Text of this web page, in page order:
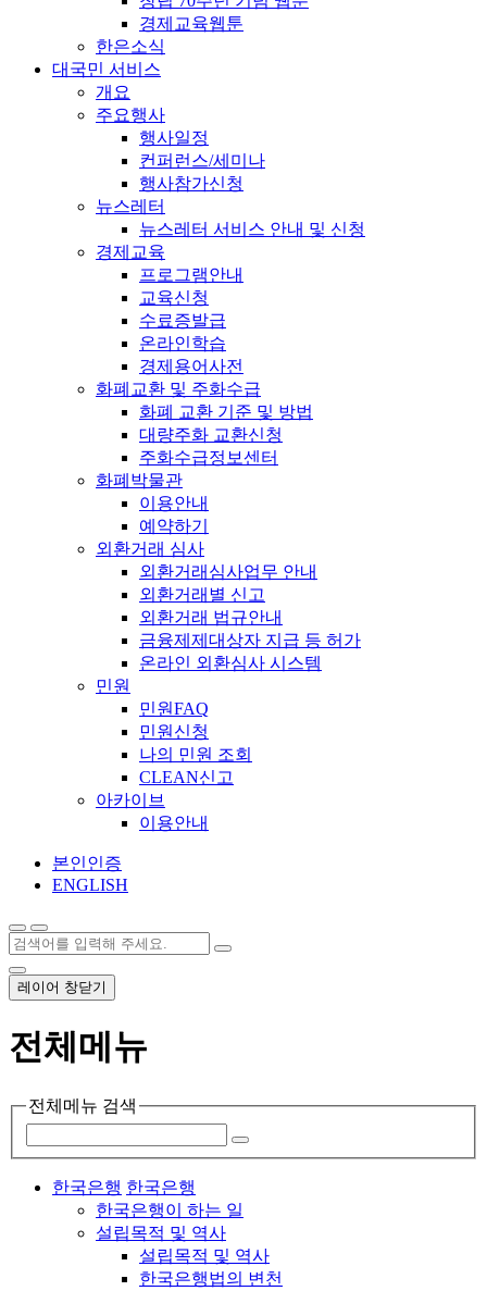
경제교육웹툰
한은소식
대국민 서비스
개요
주요행사
행사일정
컨퍼런스/세미나
행사참가신청
뉴스레터
뉴스레터 서비스 안내 및 신청
경제교육
프로그램안내
교육신청
수료증발급
온라인학습
경제용어사전
화폐교환 및 주화수급
화폐 교환 기준 및 방법
대량주화 교환신청
주화수급정보센터
화폐박물관
이용안내
예약하기
외환거래 심사
외환거래심사업무 안내
외환거래별 신고
외환거래 법규안내
금융제제대상자 지급 등 허가
온라인 외환심사 시스템
민원
민원FAQ
민원신청
나의 민원 조회
CLEAN신고
아카이브
이용안내
본인인증
ENGLISH
레이어 창닫기
전체메뉴
전체메뉴 검색
한국은행 한국은행
한국은행이 하는 일
설립목적 및 역사
설립목적 및 역사
한국은행법의 변천